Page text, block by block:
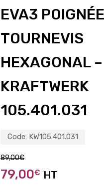
EVA3
TOURNEVIS
HEXAGONAL
KRAFTWERK
105.401.031
Code: KW105.401.031
89,00€
79,00€ HT